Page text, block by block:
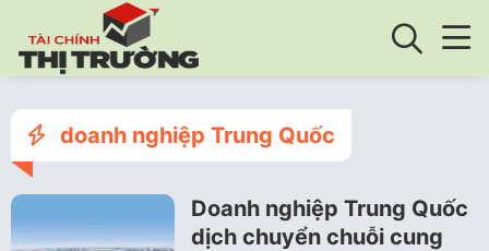
doanh nghiệp Trung Quốc
Doanh nghiệp Trung Quốc
dịch chuyển chuỗi cung